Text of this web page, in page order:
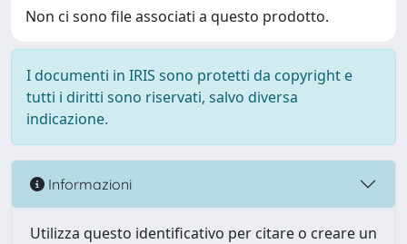
Non ci sono file associati a questo prodotto.
I documenti in IRIS sono protetti da copyright e
tutti i diritti sono riservati, salvo diversa
indicazione.
Informazioni
Utilizza questo identificativo per citare o creare un